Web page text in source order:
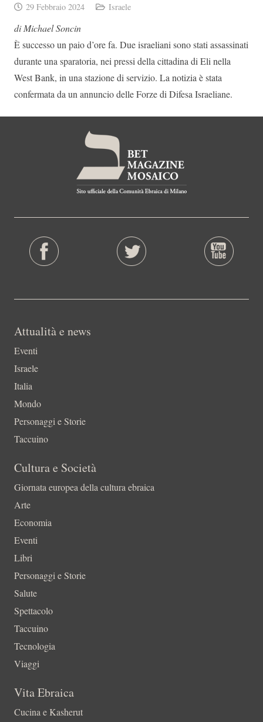
29 Febbraio 2024 Israele
di Michael Soncin
È successo un paio d’ore fa. Due israeliani sono stati assassinati
durante una sparatoria, nei pressi della cittadina di Eli nella
West Bank, in una stazione di servizio. La notizia è stata
confermata da un annuncio delle Forze di Difesa Israeliane.
Attualità e news
Eventi
Israele
Italia
Mondo
Personaggi e Storie
Taccuino
Cultura e Società
Giornata europea della cultura ebraica
Arte
Economia
Eventi
Libri
Personaggi e Storie
Salute
Spettacolo
Taccuino
Tecnologia
Viaggi
Vita Ebraica
Cucina e Kasherut